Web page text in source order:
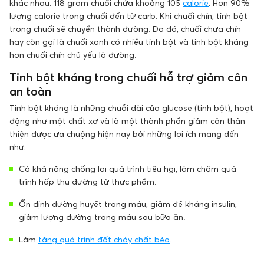
khác nhau. 118 gram chuối chứa khoảng 105 calorie . Hơn 90%
lượng calorie trong chuối đến từ carb. Khi chuối chín, tinh bột
trong chuối sẽ chuyển thành đường. Do đó, chuối chưa chín
hay còn gọi là chuối xanh có nhiều tinh bột và tinh bột kháng
hơn chuối chín chủ yếu là đường.
Tinh bột kháng trong chuối hỗ trợ giảm cân
an toàn
Tinh bột kháng là những chuỗi dài của glucose (tinh bột), hoạt
động như một chất xơ và là một thành phần giảm cân thân
thiện được ưa chuộng hiện nay bởi những lợi ích mang đến
như:
Có khả năng chống lại quá trình tiêu hgi, làm chậm quá
trình hấp thụ đường từ thực phẩm.
Ổn định đường huyết trong máu, giảm đề kháng insulin,
giảm lượng đường trong máu sau bữa ăn.
Làm tăng quá trình đốt cháy chất béo